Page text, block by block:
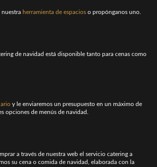
nuestra herramienta de espacios o propónganos uno.
de navidad está disponible tanto para cenas como
y le enviaremos un presupuesto en un máximo de
opciones de menús de navidad.
a través de nuestra web el servicio catering a
su cena o comida de navidad, elaborada con la